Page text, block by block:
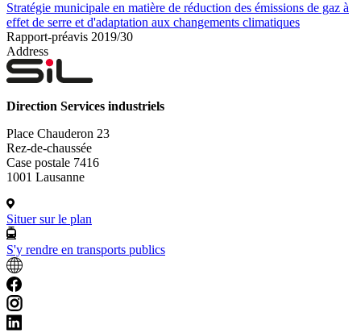
Stratégie municipale en matière de réduction des émissions de gaz à
effet de serre et d'adaptation aux changements climatiques
Rapport-préavis 2019/30
Address
Direction Services industriels
Place Chauderon 23
Rez-de-chaussée
Case postale 7416
1001 Lausanne
Situer sur le plan
S'y rendre en transports publics